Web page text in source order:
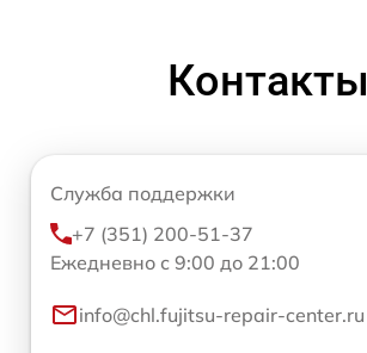
Контакты
Служба поддержки
+7 (351) 200-51-37
Ежедневно с 9:00 до 21:00
info@chl.fujitsu-repair-center.ru